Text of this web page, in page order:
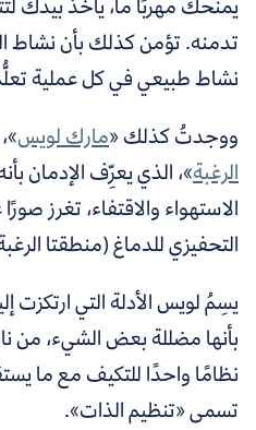
تدمنه. تؤمن كذلك بأن نشاط
نشاط طبيعي في كل عملية
ووجدتُ كذلك «مارك لويس
الرغبة»، الذي يعرِّف الإدمان
الاستهواء والاقتفاء، تغرز
التحفيزي للدماغ (منطقتا
يسِمُ لويس الأدلة التي ارتكزت
بأنها مضللة بعض الشيء، من
نظامًا واحدًا للتكيف مع ما
تسمى «تنظيم الذات».